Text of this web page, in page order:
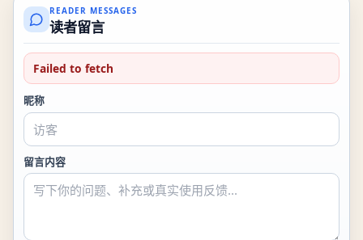
READER MESSAGES
读者留言
Failed to fetch
昵称
留言内容